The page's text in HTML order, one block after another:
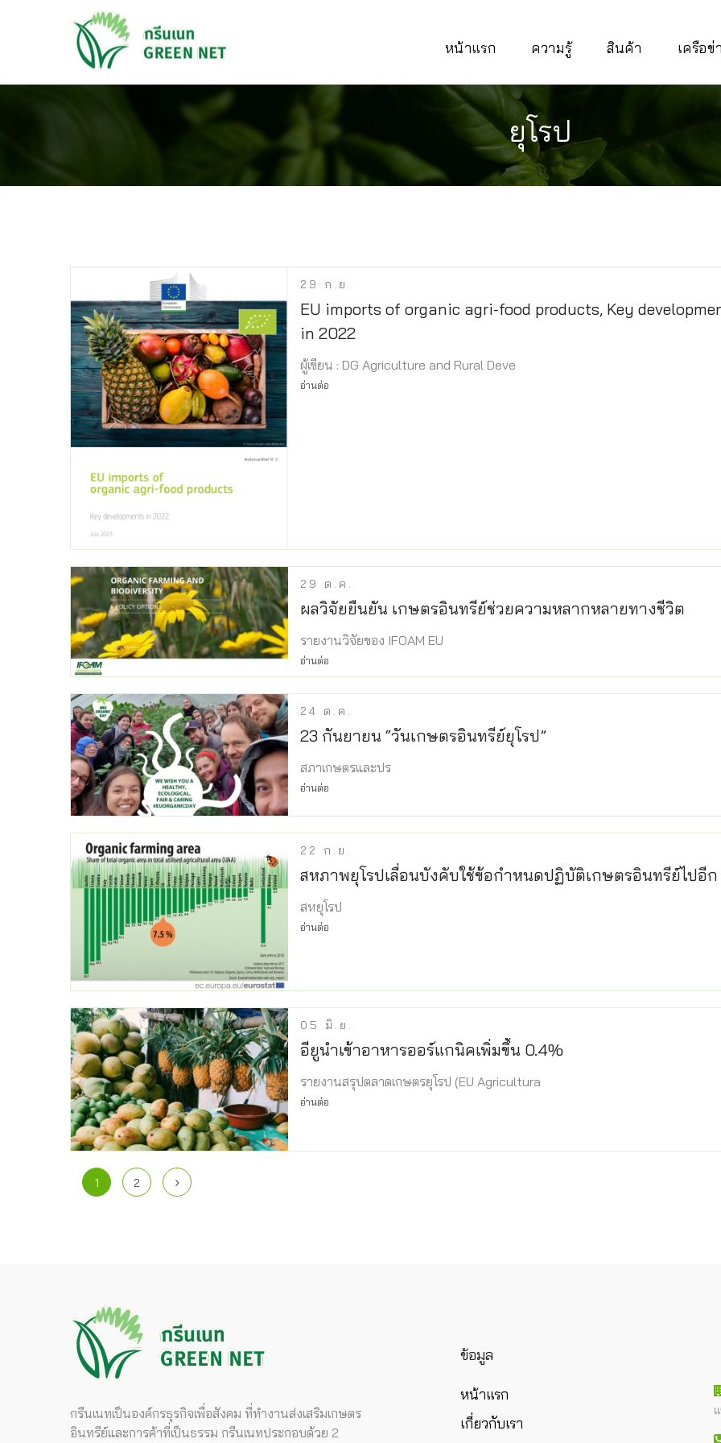
หน้าแรก ความรู้ สินค้า เครือ
ยุโรป
29 ก.ย.
EU imports of organic agri-food products, Key
in 2022
ผู้เขียน : DG Agriculture and Rural Deve
อ่านต่อ
29 ต.ค.
ผลวิจัยยืนยัน เกษตรอินทรีย์ช่วยความหลากหลายทางชีวิต
รายงานวิจัยของ IFOAM EU
อ่านต่อ
24 ต.ค.
23 กันยายน “วันเกษตรอินทรีย์ยุโรป”
สภาเกษตรและปร
อ่านต่อ
22 ก.ย.
สหภาพยุโรปเลื่อนบังคับใช้ข้อกำหนดปฏิบัติเกษตรอินทรีย์ไปอีก
สหยุโรป
อ่านต่อ
05 มิ.ย.
อียูนำเข้าอาหารออร์แกนิคเพิ่มขึ้น 0.4%
รายงานสรุปตลาดเกษตรยุโรป (EU Agricultura
อ่านต่อ
1 2
กรีนเนทเป็นองค์กรธุรกิจเพื่อสังคม ที่ทำงานส่งเสริมเกษตร
อินทรีย์และการค้าที่เป็นธรรม กรีนเนทประกอบด้วย 2
ข้อมูล
หน้าแรก
เกี่ยวกับเรา